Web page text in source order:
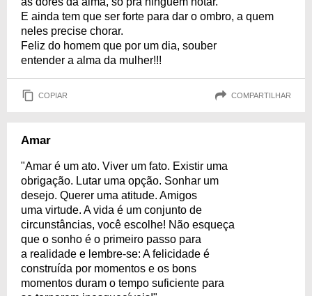
E ainda tem que ser forte para dar o ombro, a quem
neles precise chorar.
Feliz do homem que por um dia, souber
entender a alma da mulher!!!
COPIAR COMPARTILHAR
Amar
"Amar é um ato. Viver um fato. Existir uma
obrigação. Lutar uma opção. Sonhar um
desejo. Querer uma atitude. Amigos
uma virtude. A vida é um conjunto de
circunstâncias, você escolhe! Não esqueça
que o sonho é o primeiro passo para
a realidade e lembre-se: A felicidade é
construída por momentos e os bons
momentos duram o tempo suficiente para